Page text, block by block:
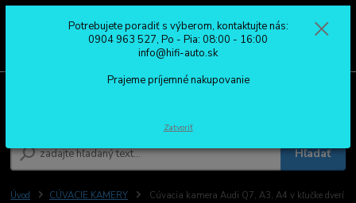
Hľadať
0904 963 527
Po - Pia: 08:00 - 16:00
Úvod CÚVACIE KAMERY Cúvacia kamera Audi Q7, A3, A4 v kľučke dverí
Potrebujete poradiť s výberom, kontaktujte nás:
0904 963 527, Po - Pia: 08:00 - 16:00
info@hifi-auto.sk
Prajeme príjemné nakupovanie
Zatvoriť